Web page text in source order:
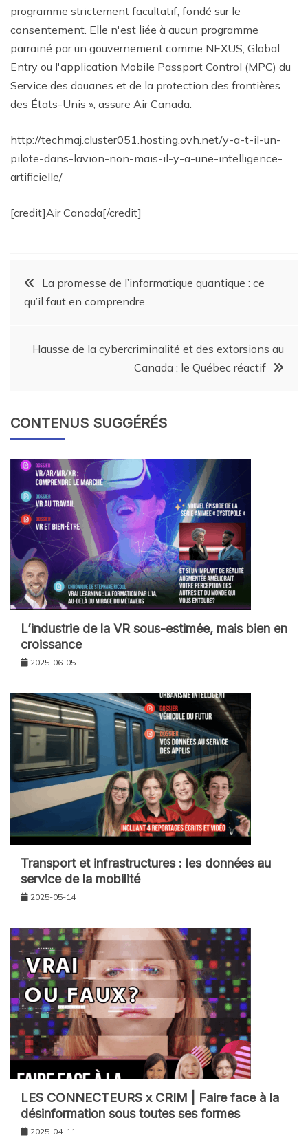
programme strictement facultatif, fondé sur le
consentement. Elle n'est liée à aucun programme
parrainé par un gouvernement comme NEXUS, Global
Entry ou l'application Mobile Passport Control (MPC) du
Service des douanes et de la protection des frontières
des États-Unis », assure Air Canada.
http://techmaj.cluster051.hosting.ovh.net/y-a-t-il-un-
pilote-dans-lavion-non-mais-il-y-a-une-intelligence-
artificielle/
[credit]Air Canada[/credit]
La promesse de l’informatique quantique : ce
qu’il faut en comprendre
Hausse de la cybercriminalité et des extorsions au
Canada : le Québec réactif
CONTENUS SUGGÉRÉS
L’industrie de la VR sous-estimée, mais bien en
croissance
2025-06-05
Transport et infrastructures : les données au
service de la mobilité
2025-05-14
LES CONNECTEURS x CRIM | Faire face à la
désinformation sous toutes ses formes
2025-04-11